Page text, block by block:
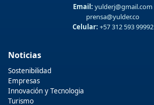
Email: yulderj@gmail.com
prensa@yulder.co
Celular: +57 312 593 99992
Noticias
Sostenibilidad
Empresas
Innovación y Tecnologia
Turismo